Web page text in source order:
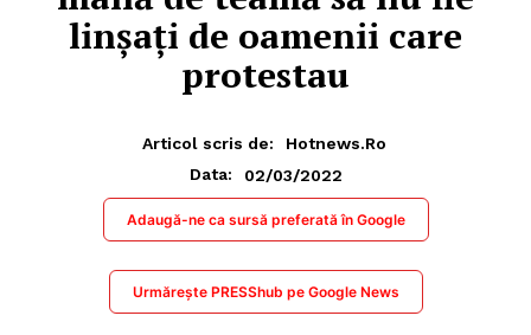
linșați de oamenii care
protestau
Articol scris de:
Hotnews.ro
Data:
02/03/2022
Adaugă-ne ca sursă preferată în Google
Urmărește PRESShub pe Google News